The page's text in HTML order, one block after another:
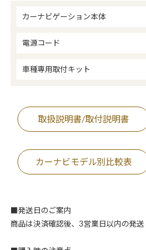
カーナビゲーション本体
電源コード
車種専用取付キット
取扱説明書/取付説明書
カーナビモデル別比較表
■発送日のご案内
商品は決済確認後、3営業日以内の発